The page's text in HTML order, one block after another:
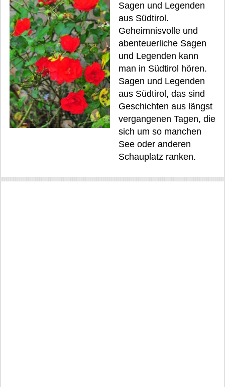
Sagen und Legenden
aus Südtirol.
Geheimnisvolle und
abenteuerliche Sagen
und Legenden kann
man in Südtirol hören.
Sagen und Legenden
aus Südtirol, das sind
Geschichten aus längst
vergangenen Tagen, die
sich um so manchen
See oder anderen
Schauplatz ranken.